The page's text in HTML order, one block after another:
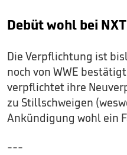
Debüt wohl bei
Die Verpflichtung ist
noch von WWE
verpflichtet ihre
zu Stillschweigen
Ankündigung wohl ein
---